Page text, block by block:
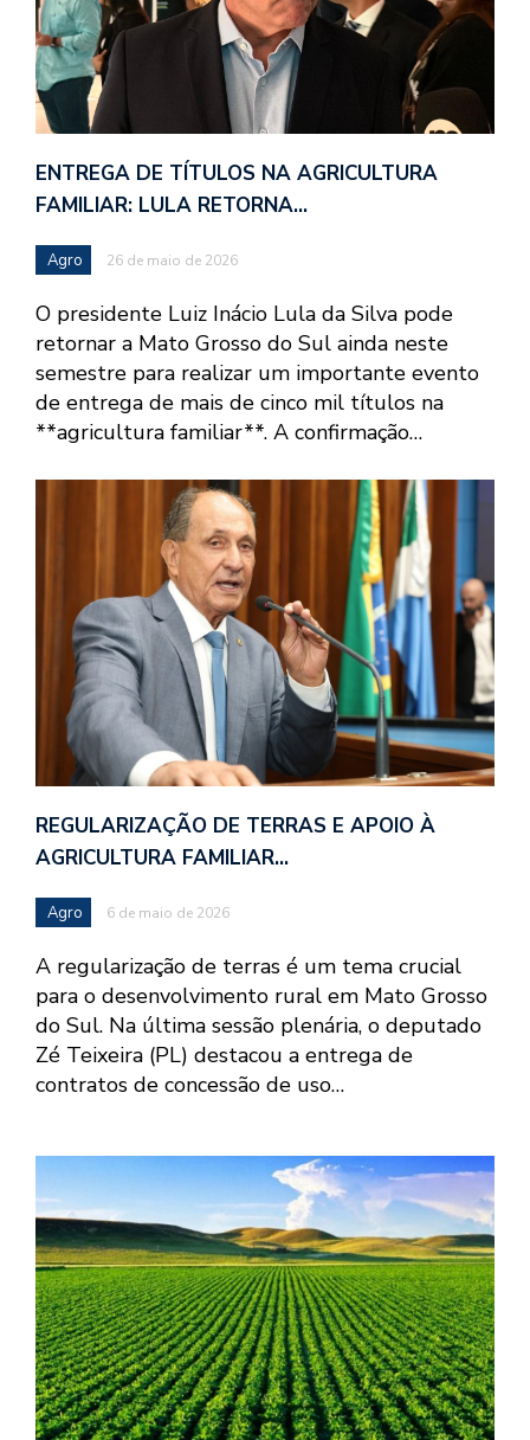
ENTREGA DE TÍTULOS NA AGRICULTURA
FAMILIAR: LULA RETORNA…
Agro 26 de maio de 2026
O presidente Luiz Inácio Lula da Silva pode
retornar a Mato Grosso do Sul ainda neste
semestre para realizar um importante evento
de entrega de mais de cinco mil títulos na
**agricultura familiar**. A confirmação…
REGULARIZAÇÃO DE TERRAS E APOIO À
AGRICULTURA FAMILIAR…
Agro 6 de maio de 2026
A regularização de terras é um tema crucial
para o desenvolvimento rural em Mato Grosso
do Sul. Na última sessão plenária, o deputado
Zé Teixeira (PL) destacou a entrega de
contratos de concessão de uso…